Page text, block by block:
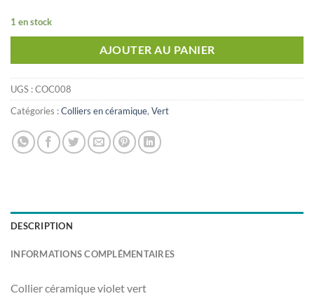
1 en stock
AJOUTER AU PANIER
UGS :COC008
Catégories :Colliers en céramique, Vert
DESCRIPTION
INFORMATIONS COMPLÉMENTAIRES
Collier céramique violet vert